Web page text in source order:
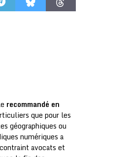
recommandé en
que pour les
géographiques ou
numériques a
avocats et